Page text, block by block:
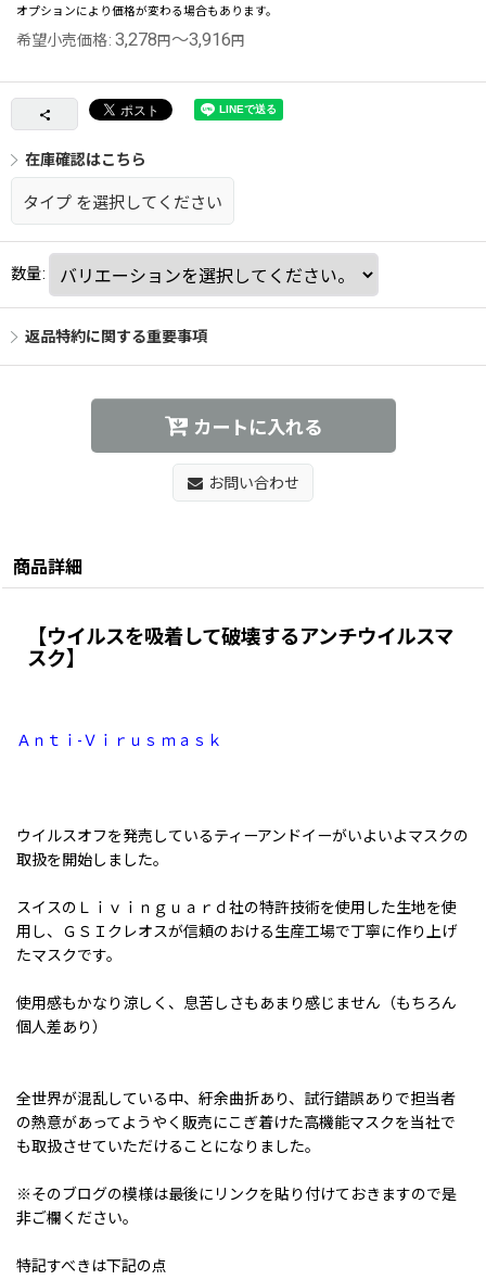
オプションにより価格が変わる場合もあります。
希望小売価格: 3,278 円 ～3,916 円
在庫確認はこちら
タイプ を選択してください
数量:
返品特約に関する重要事項
カートに入れる
お問い合わせ
商品詳細
【ウイルスを吸着して破壊するアンチウイルスマ
スク】
Ａｎｔｉ-Ｖｉｒｕｓ ｍａｓｋ
ウイルスオフを発売しているティーアンドイーがいよいよマスクの
取扱を開始しました。
スイスのＬｉｖｉｎｇｕａｒｄ社の特許技術を使用した生地を使
用し、ＧＳＩクレオスが信頼のおける生産工場で丁寧に作り上げ
たマスクです。
使用感もかなり涼しく、息苦しさもあまり感じません（もちろん
個人差あり）
全世界が混乱している中、紆余曲折あり、試行錯誤ありで担当者
の熱意があってようやく販売にこぎ着けた高機能マスクを当社で
も取扱させていただけることになりました。
※そのブログの模様は最後にリンクを貼り付けておきますので是
非ご欄ください。
特記すべきは下記の点